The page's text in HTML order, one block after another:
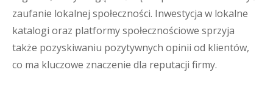
zaufanie lokalnej społeczności. Inwestycja w lokalne
katalogi oraz platformy społecznościowe sprzyja
także pozyskiwaniu pozytywnych opinii od klientów,
co ma kluczowe znaczenie dla reputacji firmy.